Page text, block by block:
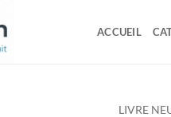
ACCUEIL
LIVRE